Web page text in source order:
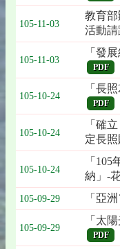
105-11-03
教育部
活動
105-11-03
「發
PDF
105-10-24
「長
PDF
105-10-24
「確
定長
105-10-24
「
納」-
105-09-29 「亞
105-09-29
「太
PDF